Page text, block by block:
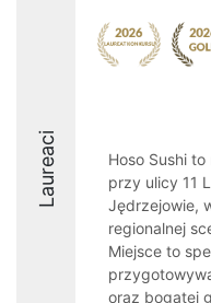
Laureaci
Hoso Sushi
przy ulicy 11
Jędrzejowie,
regionalnej
Miejsce to
oraz bogatej